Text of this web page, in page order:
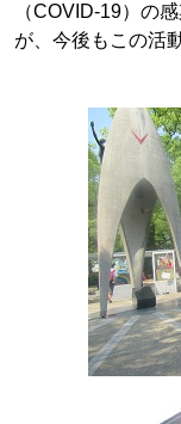
（COVID-19）の
が、今後もこの活